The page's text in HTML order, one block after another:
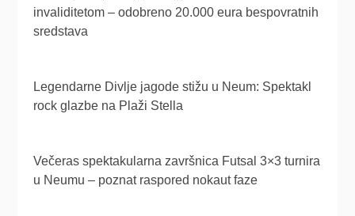
invaliditetom – odobreno 20.000 eura bespovratnih
sredstava
Legendarne Divlje jagode stižu u Neum: Spektakl
rock glazbe na Plaži Stella
Večeras spektakularna završnica Futsal 3×3 turnira
u Neumu – poznat raspored nokaut faze